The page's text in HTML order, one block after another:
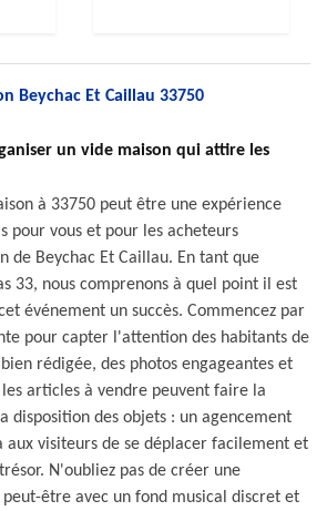
Beychac Et Caillau 33750
un vide maison qui attire les
à 33750 peut être une expérience
pour vous et pour les acheteurs
de Beychac Et Caillau. En tant que
33, nous comprenons à quel point il est
événement un succès. Commencez par
pour capter l'attention des habitants de
rédigée, des photos engageantes et
articles à vendre peuvent faire la
disposition des objets : un agencement
aux visiteurs de se déplacer facilement et
N'oubliez pas de créer une
être avec un fond musical discret et